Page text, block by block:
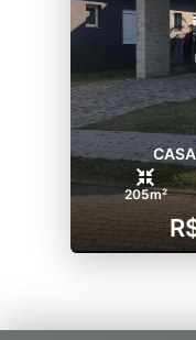
205m²